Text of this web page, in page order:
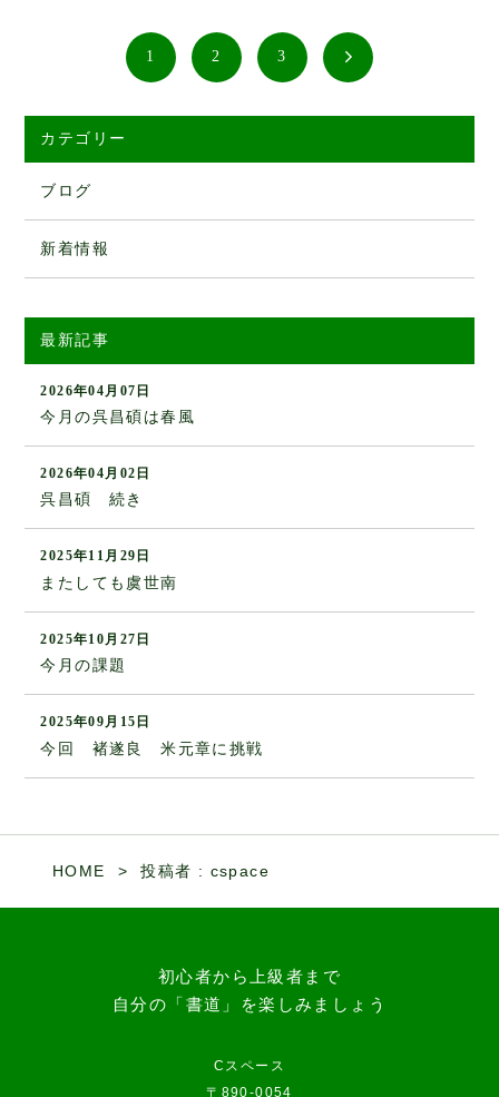
1 2 3
カテゴリー
ブログ
新着情報
最新記事
2026年04月07日
今月の呉昌碩は春風
2026年04月02日
呉昌碩 続き
2025年11月29日
またしても虞世南
2025年10月27日
今月の課題
2025年09月15日
今回 褚遂良 米元章に挑戦
HOME 投稿者 : cspace
初心者から上級者まで
自分の「書道」を楽しみましょう
Cスペース
〒890-0054